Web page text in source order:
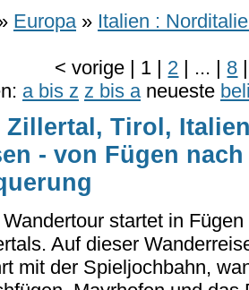
Europa » Italien :
<vorige | 1 | 2 | ... | 8 |
a bis z z bis a neueste
Zillertal, Tirol,
- von Fügen
startet in
Auf dieser
mit der Spieljochbahn,